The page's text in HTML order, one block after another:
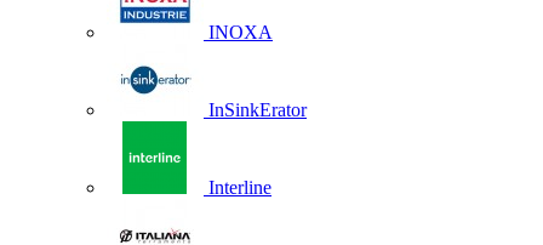
INOXA
InSinkErator
Interline